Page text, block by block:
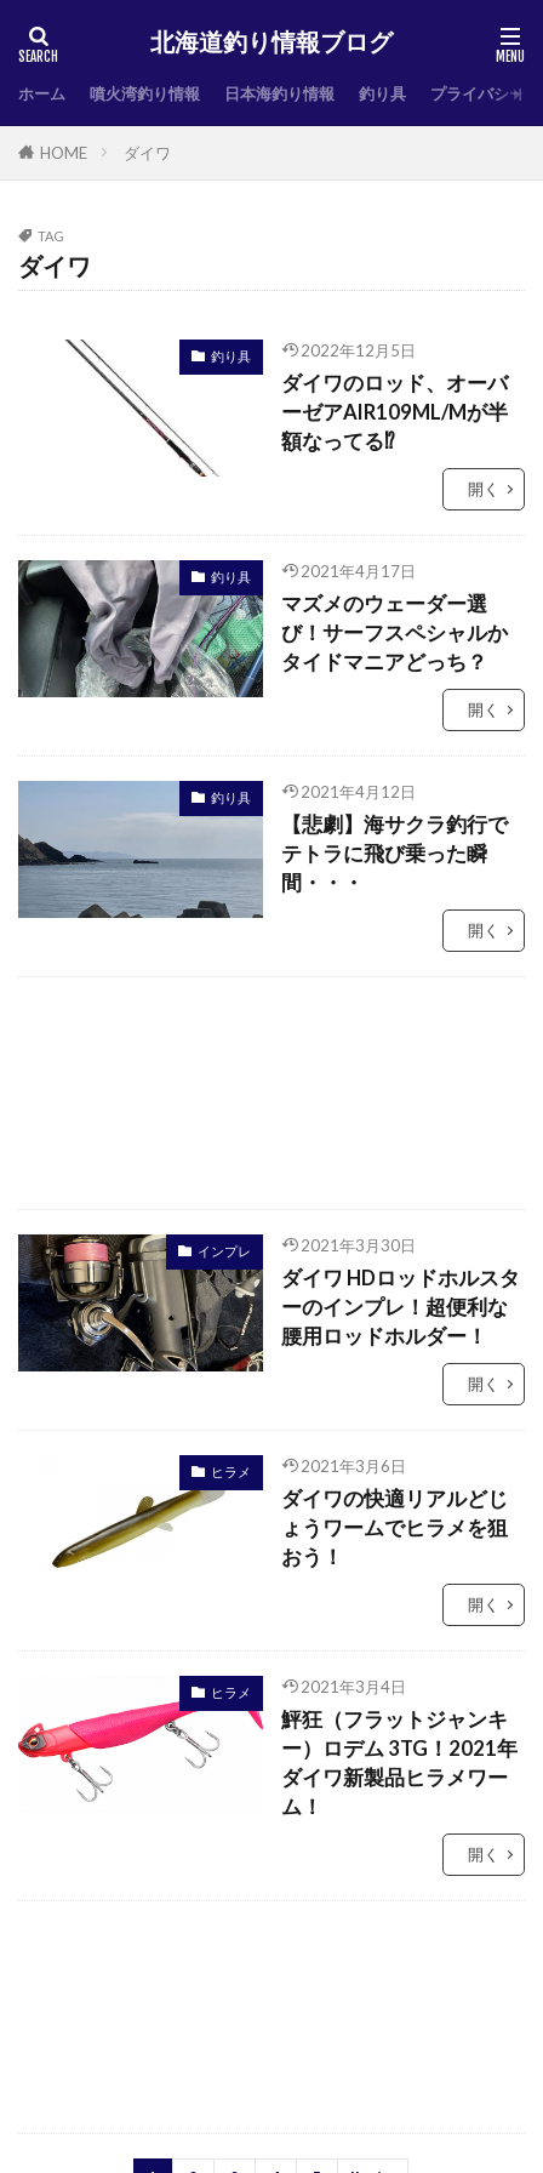
北海道釣り情報ブログ
ホーム 噴火湾釣り情報 日本海釣り情報 釣り具 プライバシー
HOME ダイワ
TAG
ダイワ
釣り具 2022年12月5日
ダイワのロッド、オーバ
ーゼアAIR109ML/Mが半
額なってる⁉
開く
釣り具 2021年4月17日
マズメのウェーダー選
び！サーフスペシャルか
タイドマニアどっち？
開く
釣り具 2021年4月12日
【悲劇】海サクラ釣行で
テトラに飛び乗った瞬
間・・・
開く
インプレ 2021年3月30日
ダイワ HDロッドホルスタ
ーのインプレ！超便利な
腰用ロッドホルダー！
開く
ヒラメ 2021年3月6日
ダイワの快適リアルどじ
ょうワームでヒラメを狙
おう！
開く
ヒラメ 2021年3月4日
鮃狂（フラットジャンキ
ー）ロデム 3TG！2021年
ダイワ新製品ヒラメワー
ム！
開く